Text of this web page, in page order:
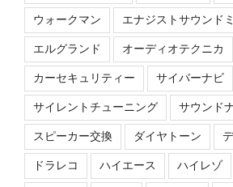
ウォークマン エナジストサウンド
エルグランド オーディオテクニカ
カーセキュリティー サイバーナビ
サイレントチューニング サウンド
スピーカー交換 ダイヤトーン
ドラレコ ハイエース ハイレゾ